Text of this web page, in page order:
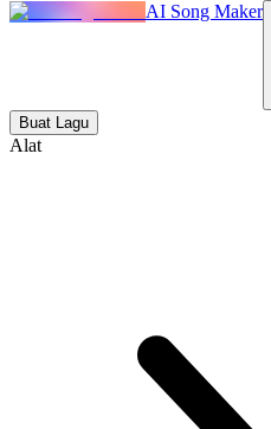
AI Song Maker
Buat Lagu
Alat